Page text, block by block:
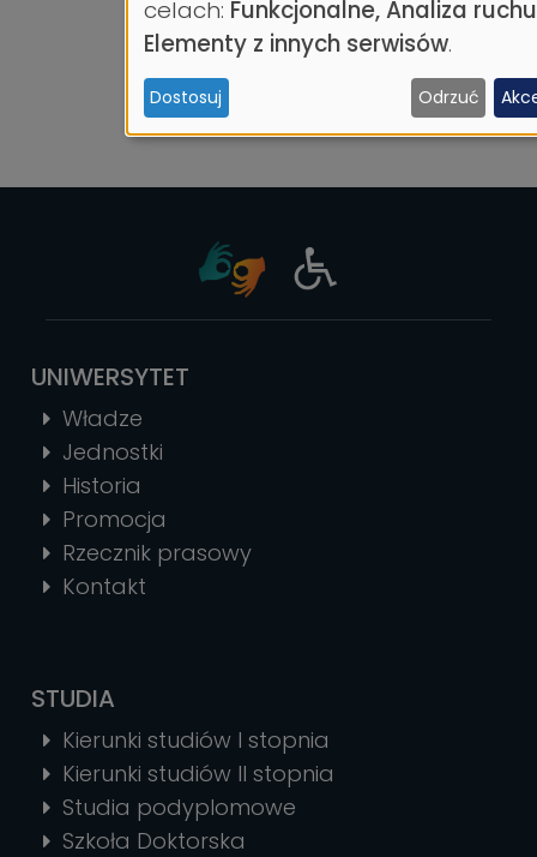
UNIWERSYTET
Władze
Jednostki
Historia
Promocja
Rzecznik prasowy
Kontakt
STUDIA
Kierunki studiów I stopnia
Kierunki studiów II stopnia
Studia podyplomowe
Szkoła Doktorska
osobowych
i
ciasteczek
celach: Funkcjonalne, Analiza
Elementy z innych serwisów.
Dostosuj Odrzuć